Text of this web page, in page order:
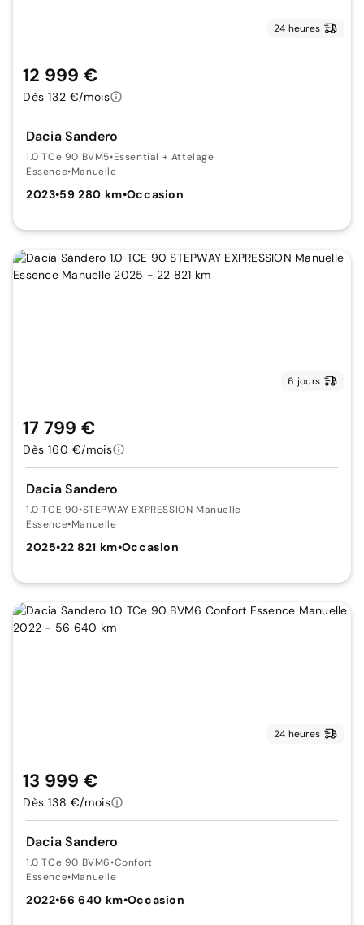
24 heures
Dacia Sandero
1.0 TCe 90 BVM5•Essential + Attelage
Essence•Manuelle
2023•59 280 km•Occasion
12 999 €
Dès 132 €/mois
6 jours
Dacia Sandero
1.0 TCE 90•STEPWAY EXPRESSION Manuelle
Essence•Manuelle
2025•22 821 km•Occasion
17 799 €
Dès 160 €/mois
24 heures
Dacia Sandero
1.0 TCe 90 BVM6•Confort
Essence•Manuelle
2022•56 640 km•Occasion
13 999 €
Dès 138 €/mois